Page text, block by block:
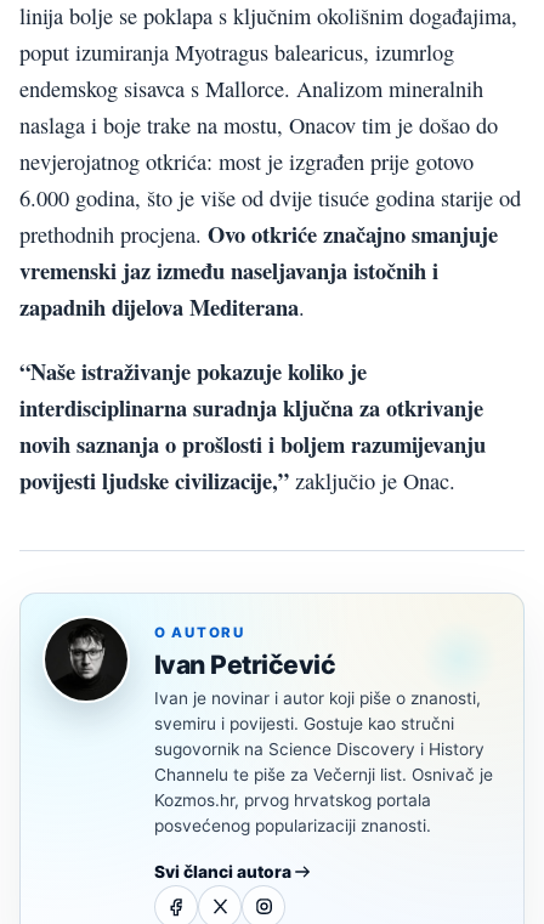
linija bolje se poklapa s ključnim okolišnim događajima,
poput izumiranja Myotragus balearicus, izumrlog
endemskog sisavca s Mallorce. Analizom mineralnih
naslaga i boje trake na mostu, Onacov tim je došao do
nevjerojatnog otkrića: most je izgrađen prije gotovo
6.000 godina, što je više od dvije tisuće godina starije od
prethodnih procjena. Ovo otkriće značajno smanjuje
vremenski jaz između naseljavanja istočnih i
zapadnih dijelova Mediterana.
“Naše istraživanje pokazuje koliko je
interdisciplinarna suradnja ključna za otkrivanje
novih saznanja o prošlosti i boljem razumijevanju
povijesti ljudske civilizacije,” zaključio je Onac.
O AUTORU
Ivan Petričević
Ivan je novinar i autor koji piše o znanosti,
svemiru i povijesti. Gostuje kao stručni
sugovornik na Science Discovery i History
Channelu te piše za Večernji list. Osnivač je
Kozmos.hr, prvog hrvatskog portala
posvećenog popularizaciji znanosti.
Svi članci autora